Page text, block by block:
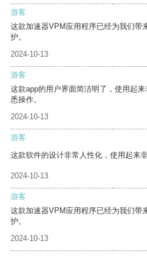
游客
这款加速器VPM应用程序已经为我们带
护。
2024-10-13
游客
这款app的用户界面简洁明了，使用起
悉操作。
2024-10-13
游客
这款软件的设计非常人性化，使用起来非
2024-10-13
游客
这款加速器VPM应用程序已经为我们带
护。
2024-10-13